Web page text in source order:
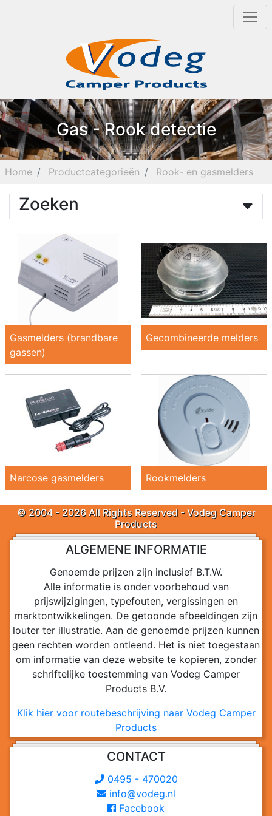
Gas - Rook detectie
Home Productcategorieën Rook- en gasmelders
Zoeken
Gasmelders (brandbare
gassen)
Gecombineerde melders
Narcose gasmelders Rookmelders
© 2004 - 2026 All Rights Reserved - Vodeg Camper
Products
ALGEMENE INFORMATIE
Genoemde prijzen zijn inclusief B.T.W.
Alle informatie is onder voorbehoud van
prijswijzigingen, typefouten, vergissingen en
marktontwikkelingen. De getoonde afbeeldingen zijn
louter ter illustratie. Aan de genoemde prijzen kunnen
geen rechten worden ontleend. Het is niet toegestaan
om informatie van deze website te kopieren, zonder
schriftelijke toestemming van Vodeg Camper
Products B.V.
Klik hier voor routebeschrijving naar Vodeg Camper
Products
CONTACT
0495 - 470020
info@vodeg.nl
Facebook